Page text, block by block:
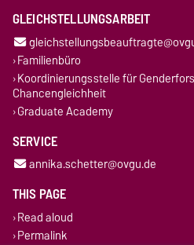
GLEICHSTELLUNGSARBEIT
Familienbüro
Koordinierungsstelle für
Chancengleichheit
Graduate Academy
SERVICE
annika.schetter@ovgu.de
THIS PAGE
Read aloud
Permalink